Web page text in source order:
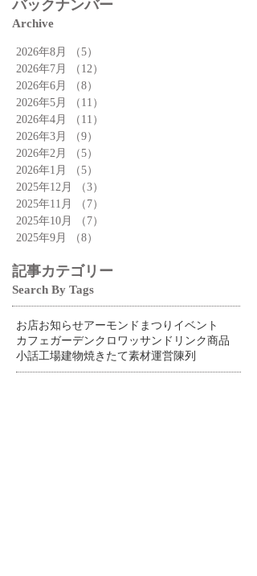
バックナンバー
Archive
2026年8月 （5）
2026年7月
（12）
2026年6月
（8）
2026年5月
（11）
2026年4月
（11）
2026年3月
（9）
2026年2月
（5）
2026年1月
（5）
2025年12月
（3）
2025年11月
（7）
2025年10月
（7）
2025年9月
（8）
記事カテゴリー
Search By Tags
お店お知らせアーモンドまつり イベント
カフェ ガーデンクロワッサン ドリンク商品
小話工場建物焼きたて素材運営陳列